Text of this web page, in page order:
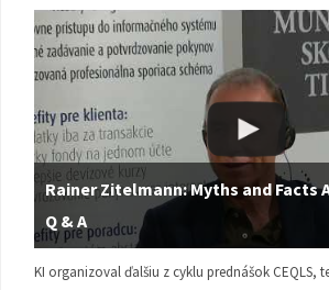
Rainer Zitelmann: Myths and Facts
Q & A
KI organizoval ďalšiu z cyklu prednášok CEQLS,